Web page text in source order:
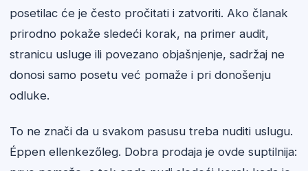
posetilac će je često pročitati i zatvoriti. Ako članak
prirodno pokaže sledeći korak, na primer audit,
stranicu usluge ili povezano objašnjenje, sadržaj ne
donosi samo posetu već pomaže i pri donošenju
odluke.
To ne znači da u svakom pasusu treba nuditi uslugu.
Éppen ellenkezőleg. Dobra prodaja je ovde suptilnija: